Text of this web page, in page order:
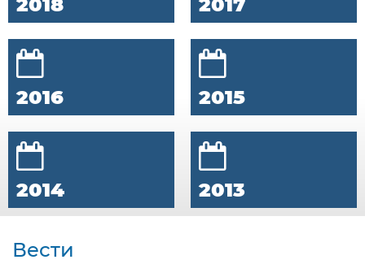
2016 2015
2014 2013
Вести